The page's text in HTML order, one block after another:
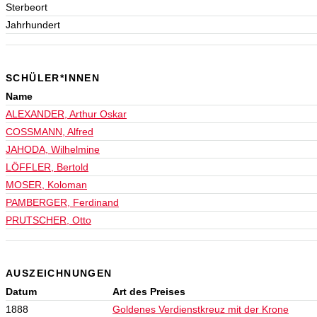
Sterbeort
Jahrhundert
SCHÜLER*INNEN
Name
ALEXANDER, Arthur Oskar
COSSMANN, Alfred
JAHODA, Wilhelmine
LÖFFLER, Bertold
MOSER, Koloman
PAMBERGER, Ferdinand
PRUTSCHER, Otto
AUSZEICHNUNGEN
Datum
Art des Preises
1888
Goldenes Verdienstkreuz mit der Krone